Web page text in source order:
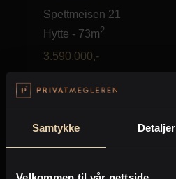
Samtykke Detaljer
Spettmeisen 21
Hytte - 73m2
3.590.000,-
Forrige